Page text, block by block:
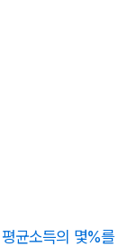
균소득의 몇%를